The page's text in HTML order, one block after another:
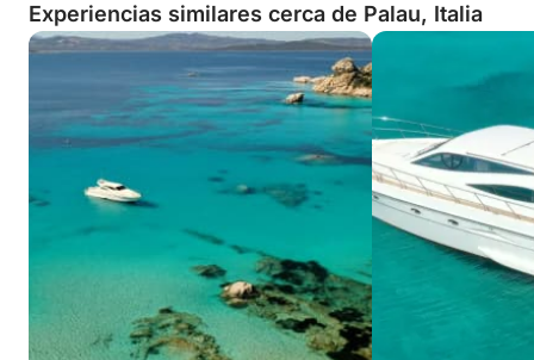
Experiencias similares cerca de Palau, Italia